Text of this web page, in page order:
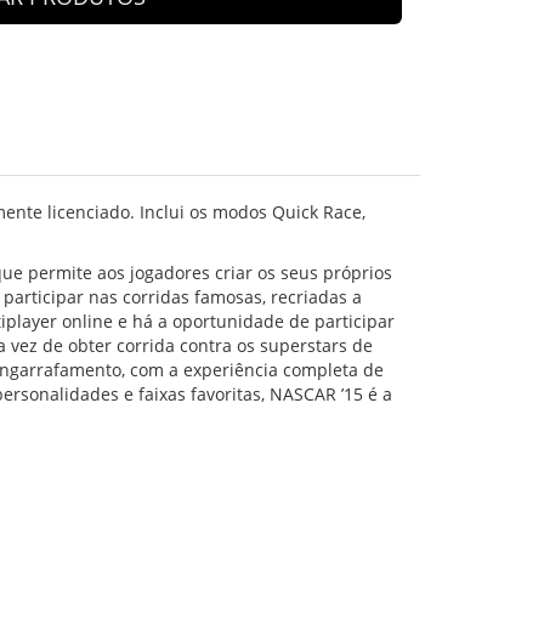
licenciado. Inclui os modos Quick Race,
permite aos jogadores criar os seus próprios
nas corridas famosas, recriadas a
online e há a oportunidade de participar
vez de obter corrida contra os superstars de
com a experiência completa de
e faixas favoritas, NASCAR ’15 é a